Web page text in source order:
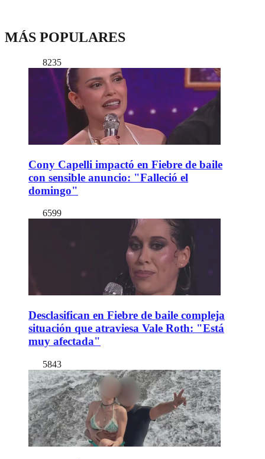
MÁS POPULARES
8235
Cony Capelli impactó en Fiebre de baile
con sensible anuncio: "Falleció el
domingo"
6599
Desclasifican en Fiebre de baile compleja
situación que atraviesa Vale Roth: "Está
muy afectada"
5843